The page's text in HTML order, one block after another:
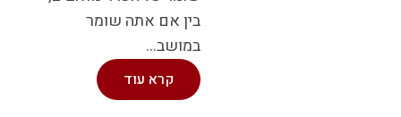
בין אם אתה שומר
במושב...
קרא עוד